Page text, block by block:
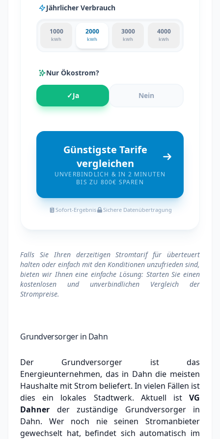
Jährlicher Verbrauch
1000
kWh
2000
kWh
3000
kWh
4000
kWh
Nur Ökostrom?
✓Ja Nein
Günstigste Tarife
vergleichen
UNVERBINDLICH & IN 2 MINUTEN
BIS ZU 800€ SPAREN
Sofort-Ergebnis Sichere Datenübertragung
Falls Sie Ihren derzeitigen Stromtarif für überteuert
halten oder einfach mit den Konditionen unzufrieden sind,
bieten wir Ihnen eine einfache Lösung: Starten Sie einen
kostenlosen und unverbindlichen Vergleich der
Strompreise.
Grundversorger in Dahn
Der Grundversorger ist das
Energieunternehmen, das in Dahn die meisten
Haushalte mit Strom beliefert. In vielen Fällen ist
dies ein lokales Stadtwerk. Aktuell istVG
Dahner der zuständige Grundversorger in
Dahn. Wer noch nie seinen Stromanbieter
gewechselt hat, befindet sich automatisch im